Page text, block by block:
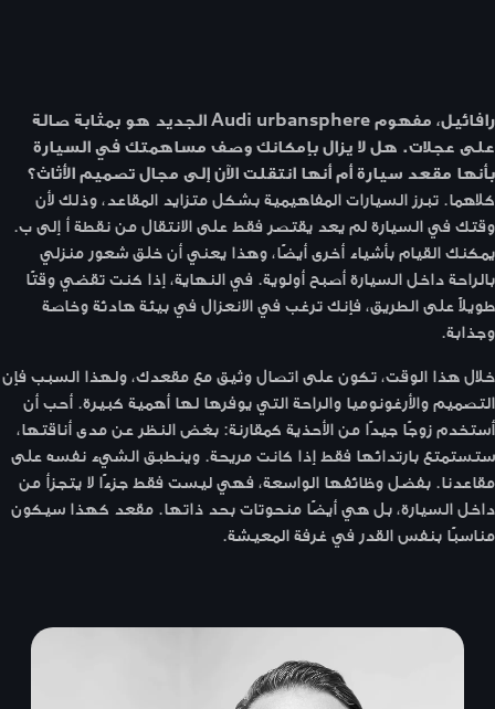
رافائيل، مفهوم Audi urbansphere الجديد هو بمثابة صالة
على عجلات. هل لا يزال بإمكانك وصف مساهمتك في السيارة
بأنها مقعد سيارة أم أنها انتقلت الآن إلى مجال تصميم الأثاث؟
كلاهما. تبرز السيارات المفاهيمية بشكل متزايد المقاعد، وذلك لأن
وقتك في السيارة لم يعد يقتصر فقط على الانتقال من نقطة أ إلى ب.
يمكنك القيام بأشياء أخرى أيضًا، وهذا يعني أن خلق شعور منزلي
بالراحة داخل السيارة أصبح أولوية. في النهاية، إذا كنت تقضي وقتًا
طويلاً على الطريق، فإنك ترغب في الانعزال في بيئة هادئة وخاصة
وجذابة.
خلال هذا الوقت، تكون على اتصال وثيق مع مقعدك، ولهذا السبب فإن
التصميم والأرغونوميا والراحة التي يوفرها لها أهمية كبيرة. أحب أن
أستخدم زوجًا جيدًا من الأحذية كمقارنة: بغض النظر عن مدى أناقتها،
ستستمتع بارتدائها فقط إذا كانت مريحة. وينطبق الشيء نفسه على
مقاعدنا. بفضل وظائفها الواسعة، فهي ليست فقط جزءًا لا يتجزأ من
داخل السيارة، بل هي أيضًا منحوتات بحد ذاتها. مقعد كهذا سيكون
مناسبًا بنفس القدر في غرفة المعيشة.